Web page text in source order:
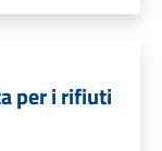
per i rifiuti